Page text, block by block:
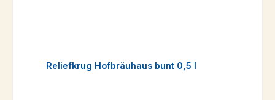
Reliefkrug Hofbräuhaus bunt 0,5 l